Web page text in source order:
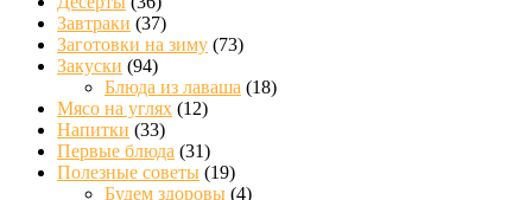
Завтраки (37)
Заготовки на зиму (73)
Закуски (94)
Блюда из лаваша (18)
Мясо на углях (12)
Напитки (33)
Первые блюда (31)
Полезные советы (19)
Будем здоровы (4)